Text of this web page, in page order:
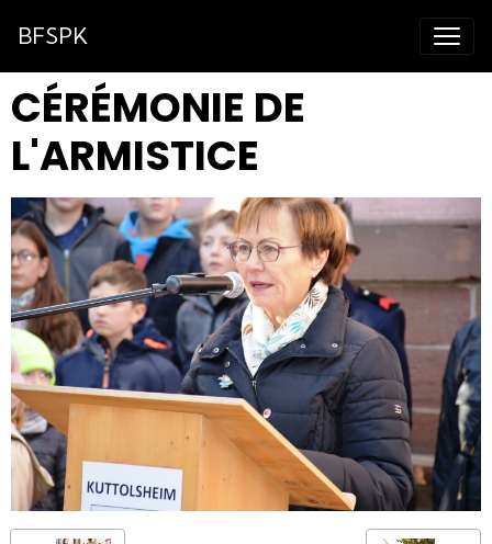
BFSPK
CÉRÉMONIE DE
L'ARMISTICE